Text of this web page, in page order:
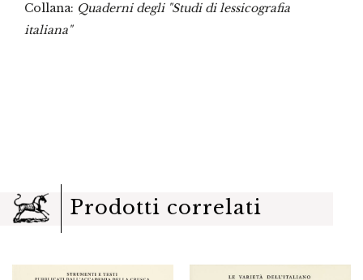
Collana: Quaderni degli "Studi di lessicografia
italiana"
Prodotti correlati